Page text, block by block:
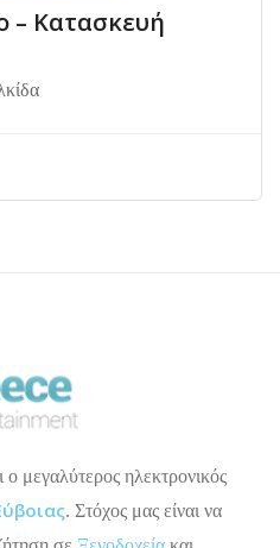
– Κατασκευή
ο μεγαλύτερος ηλεκτρονικός
. Στόχος μας είναι να